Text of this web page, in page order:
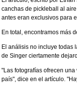
canchas de pickleball al
antes eran exclusivos para
En total, encontramos más
El análisis no incluye todas
de Singer ciertamente
"Las fotografías ofrecen
país", dice en el artículo.